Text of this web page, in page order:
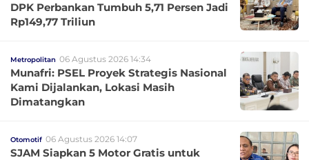
DPK Perbankan Tumbuh 5,71 Persen Jadi
Rp149,77 Triliun
Metropolitan 06 Agustus 2026 14:34
Munafri: PSEL Proyek Strategis Nasional
Kami Dijalankan, Lokasi Masih
Dimatangkan
Otomotif 06 Agustus 2026 14:07
SJAM Siapkan 5 Motor Gratis untuk